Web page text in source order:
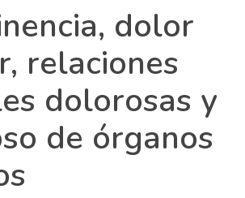
dolor
relaciones
dolorosas y
de órganos